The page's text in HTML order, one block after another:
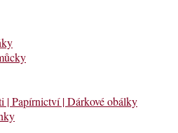
| Papírnictví | Dárkové obálky